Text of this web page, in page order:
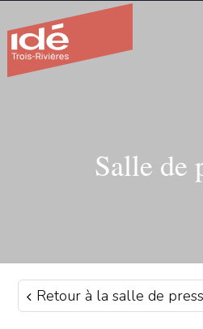
Salle de
Retour à la salle de